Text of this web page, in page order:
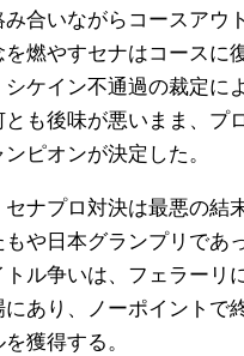
合いながらコースアウ
を燃やすセナはコースに
ケイン不通過の裁定に
とも後味が悪いまま、プ
ピオンが決定した。
ナプロ対決は最悪の結
や日本グランプリであ
トル争いは、フェラーリ
にあり、ノーポイントで
獲得する。